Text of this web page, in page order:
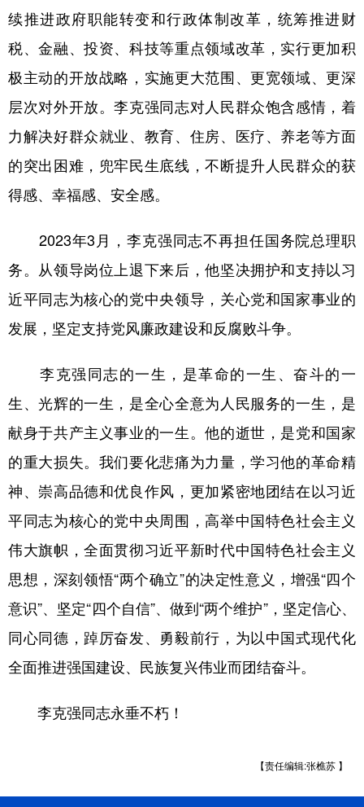
续推进政府职能转变和行政体制改革，统筹推进财
税、金融、投资、科技等重点领域改革，实行更加积
极主动的开放战略，实施更大范围、更宽领域、更深
层次对外开放。李克强同志对人民群众饱含感情，着
力解决好群众就业、教育、住房、医疗、养老等方面
的突出困难，兜牢民生底线，不断提升人民群众的获
得感、幸福感、安全感。
2023年3月，李克强同志不再担任国务院总理职
务。从领导岗位上退下来后，他坚决拥护和支持以习
近平同志为核心的党中央领导，关心党和国家事业的
发展，坚定支持党风廉政建设和反腐败斗争。
李克强同志的一生，是革命的一生、奋斗的一
生、光辉的一生，是全心全意为人民服务的一生，是
献身于共产主义事业的一生。他的逝世，是党和国家
的重大损失。我们要化悲痛为力量，学习他的革命精
神、崇高品德和优良作风，更加紧密地团结在以习近
平同志为核心的党中央周围，高举中国特色社会主义
伟大旗帜，全面贯彻习近平新时代中国特色社会主义
思想，深刻领悟“两个确立”的决定性意义，增强“四个
意识”、坚定“四个自信”、做到“两个维护”，坚定信心、
同心同德，踔厉奋发、勇毅前行，为以中国式现代化
全面推进强国建设、民族复兴伟业而团结奋斗。
李克强同志永垂不朽！
【责任编辑:张樵苏 】